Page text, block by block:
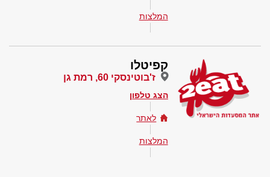
המלצות
קפיטלו
ז'בוטינסקי 60, רמת גן
הצג טלפון
לאתר
המלצות